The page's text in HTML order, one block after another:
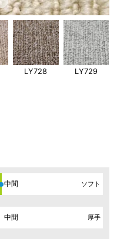
LY728 LY729
ソフト
厚手